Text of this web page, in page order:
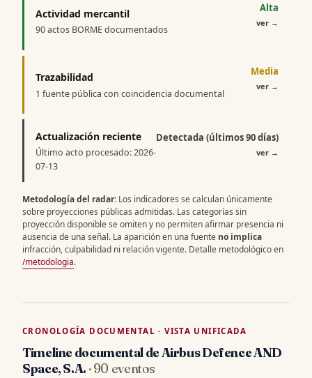
Actividad mercantil
90 actos BORME documentados
Alta
ver →
Trazabilidad
1 fuente pública con coincidencia documental
Media
ver →
Actualización reciente
Último acto procesado: 2026-
07-13
Detectada (últimos 90 días)
ver →
Metodología del radar: Los indicadores se calculan únicamente
sobre proyecciones públicas admitidas. Las categorías sin
proyección disponible se omiten y no permiten afirmar presencia ni
ausencia de una señal. La aparición en una fuente no implica
infracción, culpabilidad ni relación vigente. Detalle metodológico en
/metodologia.
CRONOLOGÍA DOCUMENTAL · VISTA UNIFICADA
Timeline documental de Airbus Defence AND
Space, S.A. · 90 eventos